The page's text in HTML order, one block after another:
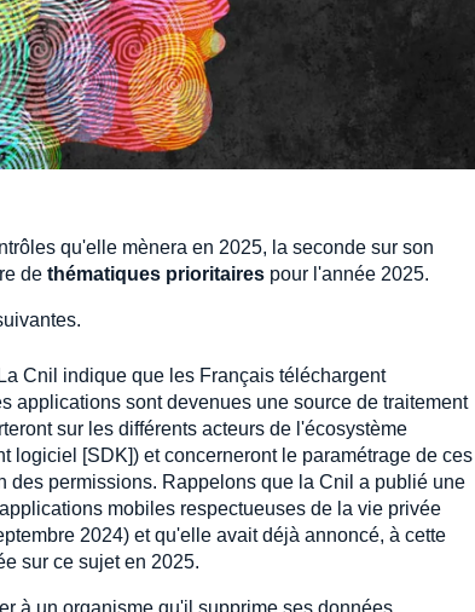
qu'elle mènera en 2025, la seconde sur son
de thématiques prioritaires pour l'année 2025.
La Cnil indique que les Français téléchargent
applications sont devenues une source de traitement
sur les différents acteurs de l'écosystème
logiciel [SDK]) et concerneront le paramétrage de ces
des permissions. Rappelons que la Cnil a publié une
mobiles respectueuses de la vie privée
2024) et qu'elle avait déjà annoncé, à cette
sur ce sujet en 2025.
à un organisme qu'il supprime ses données